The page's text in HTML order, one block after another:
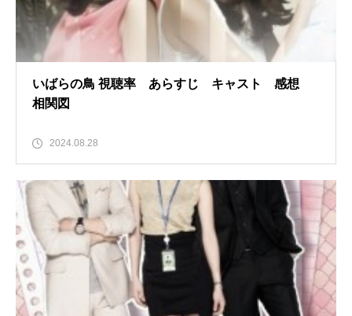
いばらの鳥 視聴率 あらすじ キャスト 感想
相関図
2024.08.28